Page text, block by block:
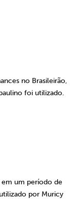
no Brasileirão,
foi utilizado.
um período de
por Muricy